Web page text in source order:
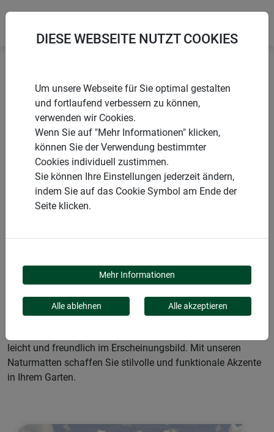
Startseite Produkte Garten
Sichtschutz
Naturmatten
PRODUKTKATEGORIE
NATURMATTEN
Hergestellt aus hochwertigen Materialien wie Farn, Weide,
Blickdichte und eignen sich perfekt als Sichtschutz oder für
Wegabgrenzungen. Die ausgesuchte, unbehandelte
leicht und freundlich im Erscheinungsbild. Mit unseren
Naturmatten schaffen Sie stilvolle und funktionale Akzente
in Ihrem Garten.
DIESE WEBSEITE NUTZT COOKIES
Um unsere Webseite für Sie optimal gestalten
und fortlaufend verbessern zu können,
verwenden wir Cookies.
Wenn Sie auf "Mehr Informationen" klicken,
können Sie der Verwendung bestimmter
Cookies individuell zustimmen.
Sie können Ihre Einstellungen jederzeit ändern,
indem Sie auf das Cookie Symbol am Ende der
Seite klicken.
Mehr Informationen
Alle ablehnen Alle akzeptieren